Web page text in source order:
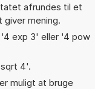
afrundes til et
giver mening.
exp 3' eller '4 pow
4'.
muligt at bruge